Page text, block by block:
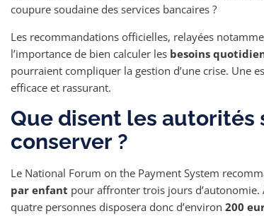
coupure soudaine des services bancaires ?
Les recommandations officielles, relayées
l’importance de bien calculer les besoins
pourraient compliquer la gestion d’une crise. Une
efficace et rassurant.
Que disent les
conserver ?
Le National Forum on the Payment System
par enfant pour affronter trois jours
quatre personnes disposera donc d’environ 200